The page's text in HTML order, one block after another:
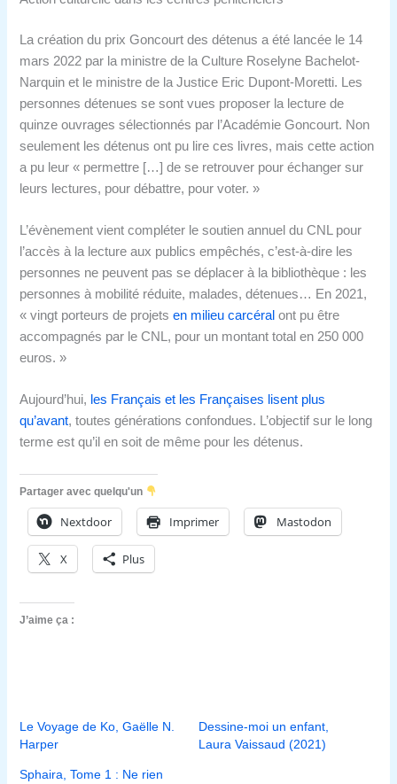
La création du prix Goncourt des détenus a été lancée le 14
mars 2022 par la ministre de la Culture Roselyne Bachelot-
Narquin et le ministre de la Justice Eric Dupont-Moretti. Les
personnes détenues se sont vues proposer la lecture de
quinze ouvrages sélectionnés par l’Académie Goncourt. Non
seulement les détenus ont pu lire ces livres, mais cette action
a pu leur « permettre […] de se retrouver pour échanger sur
leurs lectures, pour débattre, pour voter. »
L’évènement vient compléter le soutien annuel du CNL pour
l’accès à la lecture aux publics empêchés, c’est-à-dire les
personnes ne peuvent pas se déplacer à la bibliothèque : les
personnes à mobilité réduite, malades, détenues… En 2021,
« vingt porteurs de projetsen milieu carcéral ont pu être
accompagnés par le CNL, pour un montant total en 250 000
euros. »
Aujourd’hui, les Français et les Françaises lisent plus
qu’avant, toutes générations confondues. L’objectif sur le long
terme est qu’il en soit de même pour les détenus.
Partager avec quelqu'un
Nextdoor Imprimer Mastodon
X Plus
J’aime ça :
Le Voyage de Ko, Gaëlle N.
Harper
Dessine-moi un enfant,
Laura Vaissaud (2021)
Sphaira, Tome 1 : Ne rien